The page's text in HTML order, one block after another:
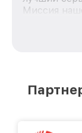
Миссия
каждого
лучшим